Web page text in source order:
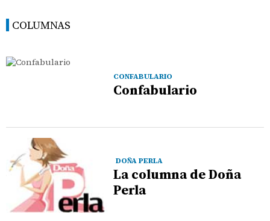
COLUMNAS
CONFABULARIO
Confabulario
DOÑA PERLA
La columna de Doña
Perla